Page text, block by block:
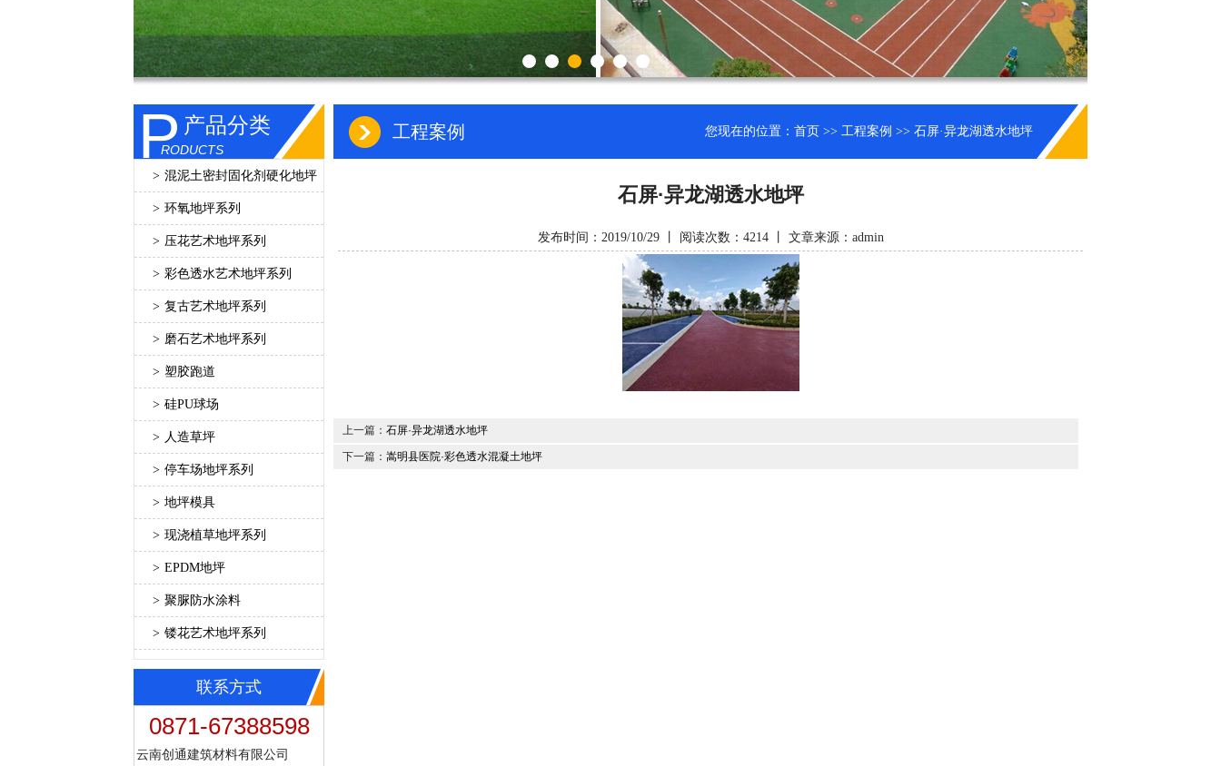
P产品分类
RODUCTS
> 混泥土密封固化剂硬化地坪
> 环氧地坪系列
> 压花艺术地坪系列
> 彩色透水艺术地坪系列
> 复古艺术地坪系列
> 磨石艺术地坪系列
> 塑胶跑道
> 硅PU球场
> 人造草坪
> 停车场地坪系列
> 地坪模具
> 现浇植草地坪系列
> EPDM地坪
> 聚脲防水涂料
> 镂花艺术地坪系列
联系方式
0871-67388598
云南创通建筑材料有限公司
您现在的位置： 首页 >> 工程案例 >> 石屏·异龙湖透水地坪
工程案例
石屏·异龙湖透水地坪
发布时间：2019/10/29 丨 阅读次数：4214 丨 文章来源：admin
上一篇： 石屏·异龙湖透水地坪
下一篇： 嵩明县医院·彩色透水混凝土地坪